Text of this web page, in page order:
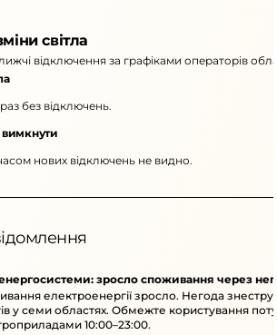
світла
відключення за графіками операторів
без відключень.
нових відключень не видно.
зросло споживання через
електроенергії зросло. Негода
у семи областях. Обмежте користування
10:00–23:00.